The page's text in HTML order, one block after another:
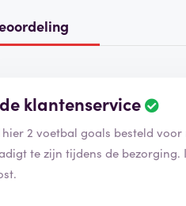
klantenservice
B
o
o
hier 2 voetbal goals besteld
te zijn tijdens de